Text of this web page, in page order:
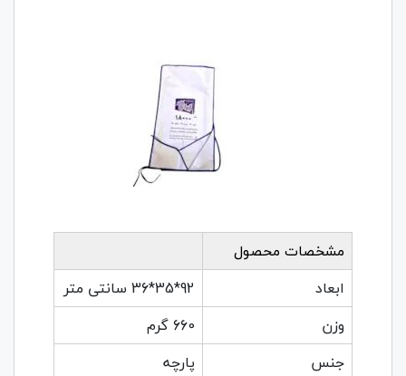
مشخصات محصول
ابعاد
92*35*36 سانتی متر
وزن
660 گرم
جنس
پارچه